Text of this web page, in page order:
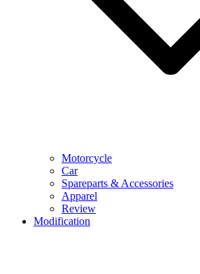
Motorcycle
Car
Spareparts & Accessories
Apparel
Review
Modification